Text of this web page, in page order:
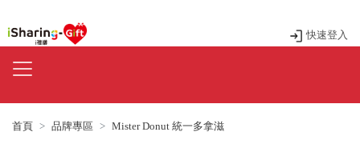
快速登入
首頁 品牌專區 Mister Donut 統一多拿滋